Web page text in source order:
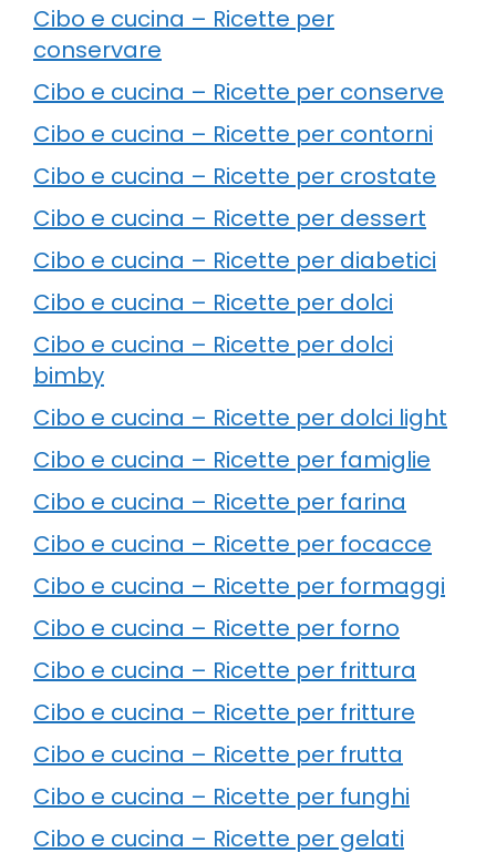
Cibo e cucina – Ricette per
conservare
Cibo e cucina – Ricette per conserve
Cibo e cucina – Ricette per contorni
Cibo e cucina – Ricette per crostate
Cibo e cucina – Ricette per dessert
Cibo e cucina – Ricette per diabetici
Cibo e cucina – Ricette per dolci
Cibo e cucina – Ricette per dolci
bimby
Cibo e cucina – Ricette per dolci light
Cibo e cucina – Ricette per famiglie
Cibo e cucina – Ricette per farina
Cibo e cucina – Ricette per focacce
Cibo e cucina – Ricette per formaggi
Cibo e cucina – Ricette per forno
Cibo e cucina – Ricette per frittura
Cibo e cucina – Ricette per fritture
Cibo e cucina – Ricette per frutta
Cibo e cucina – Ricette per funghi
Cibo e cucina – Ricette per gelati